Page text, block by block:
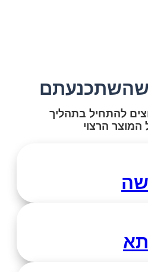
שהשתכנעתם
להתחיל בתהליך
המוצר הרצוי